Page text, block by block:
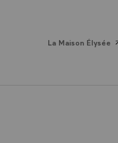
La Maison Élysée